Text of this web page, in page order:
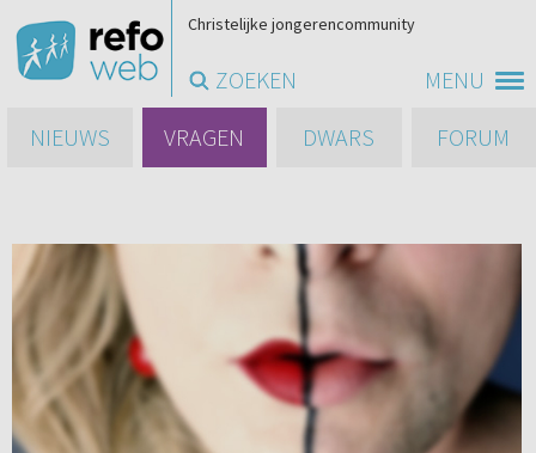
MENU
Christelijke jongerencommunity
ZOEKEN
NIEUWS
VRAGEN DWARS FORUM